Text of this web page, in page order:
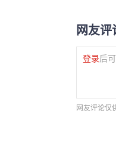
网友评
登录后
网友评论仅